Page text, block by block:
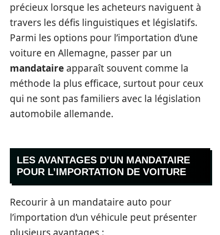
précieux lorsque les acheteurs naviguent à
travers les défis linguistiques et législatifs.
Parmi les options pour l’importation d’une
voiture en Allemagne, passer par un
mandataire apparaît souvent comme la
méthode la plus efficace, surtout pour ceux
qui ne sont pas familiers avec la législation
automobile allemande.
LES AVANTAGES D’UN MANDATAIRE
POUR L’IMPORTATION DE VOITURE
Recourir à un mandataire auto pour
l’importation d’un véhicule peut présenter
plusieurs avantages :